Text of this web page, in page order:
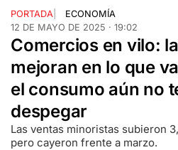
PORTADA
ECONOMÍA
12 DE MAYO DE 2025 · 19:02
Comercios en vilo:
mejoran en lo que
el consumo aún no
despegar
Las ventas minoristas subieron
pero cayeron frente a marzo.